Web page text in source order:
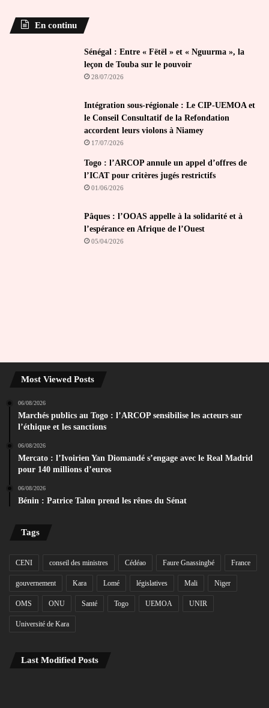
En continu
Sénégal : Entre « Fëtël » et « Nguurma », la
leçon de Touba sur le pouvoir
28/07/2026
Intégration sous-régionale : Le CIP-UEMOA et
le Conseil Consultatif de la Refondation
accordent leurs violons à Niamey
17/07/2026
Togo : l’ARCOP annule un appel d’offres de
l’ICAT pour critères jugés restrictifs
01/06/2026
Pâques : l’OOAS appelle à la solidarité et à
l’espérance en Afrique de l’Ouest
05/04/2026
Most Viewed Posts
06/08/2026
Marchés publics au Togo : l’ARCOP sensibilise les acteurs sur
l’éthique et les sanctions
06/08/2026
Mercato : l’Ivoirien Yan Diomandé s’engage avec le Real Madrid
pour 140 millions d’euros
06/08/2026
Bénin : Patrice Talon prend les rênes du Sénat
Tags
CENI conseil des ministres Cédéao Faure Gnassingbé France
gouvernement Kara Lomé législatives Mali Niger
OMS ONU Santé Togo UEMOA UNIR
Université de Kara
Last Modified Posts